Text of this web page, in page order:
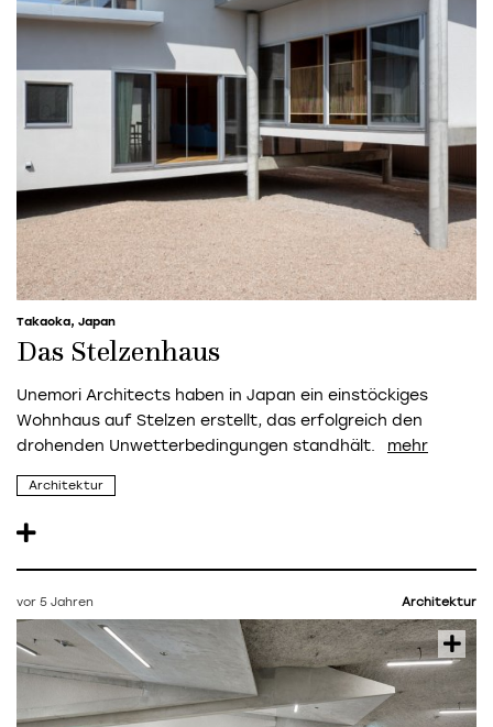
Takaoka, Japan
Das Stelzenhaus
Unemori Architects haben in Japan ein einstöckiges
Wohnhaus auf Stelzen erstellt, das erfolgreich den
drohenden Unwetterbedingungen standhält.
Architektur
vor 5 Jahren Architektur